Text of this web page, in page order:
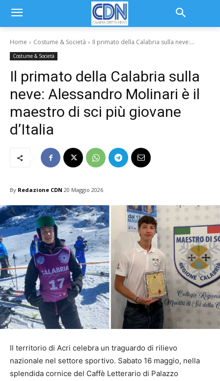
Home Costume & Società Il primato della Calabria sulla neve:...
Costume & Società
Il primato della Calabria sulla
neve: Alessandro Molinari è il
maestro di sci più giovane
d’Italia
By Redazione CDN 20 Maggio 2026
Il territorio di Acri celebra un traguardo di rilievo
nazionale nel settore sportivo. Sabato 16 maggio, nella
splendida cornice del Caffè Letterario di Palazzo